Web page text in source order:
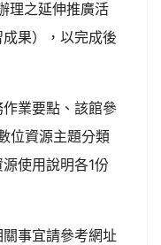
理之延伸推廣活
果），以完成後
業要點、該館參
位資源主題分類
使用說明各1份
事宜請參考網址